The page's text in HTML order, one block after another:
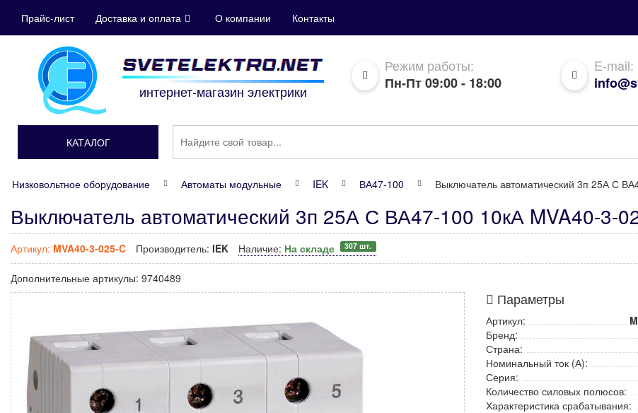
Прайс-лист Доставка и оплата О компании Контакты
интернет-магазин электрики
Режим работы:
Пн-Пт 09:00 - 18:00
E-mail:
КАТАЛОГ
Низковольтное оборудование Автоматы модульные IEK ВА47-100 Выключатель автоматический 3п 25А С
Выключатель автоматический 3п 25А С ВА47-100 10кА MVA40-3-
Артикул: MVA40-3-025-C Производитель: IEK Наличие: На складе 307 шт.
Дополнительные артикулы: 9740489
Параметры
Артикул:
Бренд:
Страна:
Номинальный ток (А):
Серия:
Количество силовых полюсов:
Характеристика срабатывания: